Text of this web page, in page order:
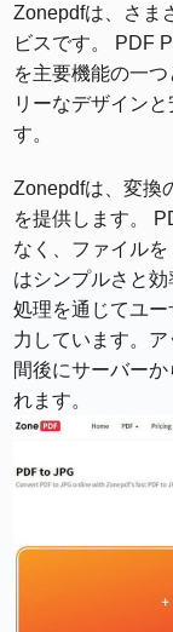
Zonepdfは、さま
ビスです。 PDF
を主要機能の一
リーなデザイン
す。
Zonepdfは、変換
を提供します。
なく、ファイル
はシンプルさと
処理を通じてユ
力しています。
間後にサーバー
れます。